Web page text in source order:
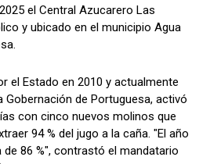
el Central Azucarero Las
y ubicado en el municipio Agua
el Estado en 2010 y actualmente
Gobernación de Portuguesa, activó
con cinco nuevos molinos que
94 % del jugo a la caña. "El año
86 %", contrastó el mandatario